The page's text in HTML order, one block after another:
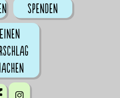
Spenden
Einen